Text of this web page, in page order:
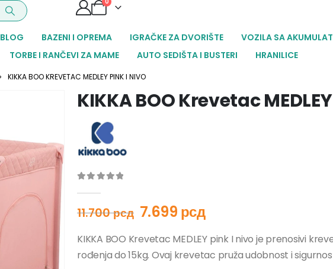
BLOG BAZENI I OPREMA IGRAČKE ZA DVORIŠTE
VOZILA SA
TORBE I RANČEVI ZA MAME
AUTO SEDIŠTA I BUSTERI HRANILICE
KIKKA BOO KREVETAC MEDLEY PINK I NIVO
KIKKA BOO Krevetac
11.700рсд 7.699 рсд
KIKKA BOO Krevetac MEDLEY pink I nivo je prenosivi
rođenja do 15kg. Ovaj krevetac pruža udobnost i